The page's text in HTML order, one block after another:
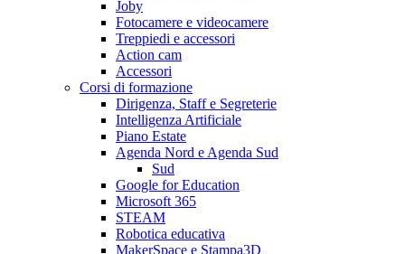
Joby
Fotocamere e videocamere
Treppiedi e accessori
Action cam
Accessori
Corsi di formazione
Dirigenza, Staff e Segreterie
Intelligenza Artificiale
Piano Estate
Agenda Nord e Agenda Sud
Sud
Google for Education
Microsoft 365
STEAM
Robotica educativa
MakerSpace e Stampa3D